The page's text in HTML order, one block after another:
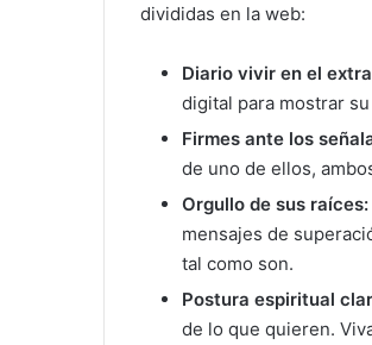
divididas en la web:
Diario vivir en el
digital para mostrar
Firmes ante los
de uno de ellos,
Orgullo de sus raíces:
mensajes de
tal como son.
Postura espiritual
de lo que quieren.